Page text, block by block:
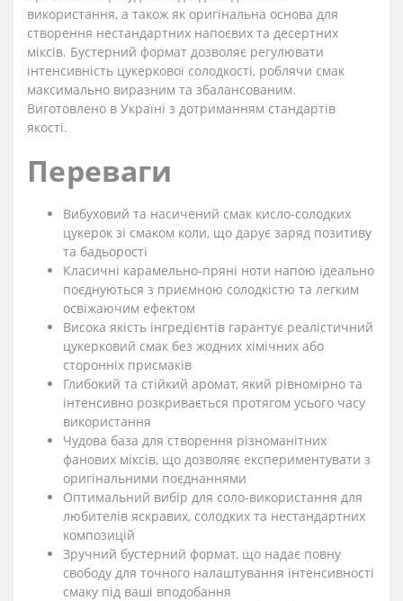
використання, а також як оригінальна основа для
створення нестандартних напоєвих та десертних
міксів. Бустерний формат дозволяє регулювати
інтенсивність цукеркової солодкості, роблячи смак
максимально виразним та збалансованим.
Виготовлено в Україні з дотриманням стандартів
якості.
Переваги
Вибуховий та насичений смак кисло-солодких
цукерок зі смаком коли, що дарує заряд позитиву
та бадьорості
Класичні карамельно-пряні ноти напою ідеально
поєднуються з приємною солодкістю та легким
освіжаючим ефектом
Висока якість інгредієнтів гарантує реалістичний
цукерковий смак без жодних хімічних або
сторонніх присмаків
Глибокий та стійкий аромат, який рівномірно та
інтенсивно розкривається протягом усього часу
використання
Чудова база для створення різноманітних
фанових міксів, що дозволяє експериментувати з
оригінальними поєднаннями
Оптимальний вибір для соло-використання для
любителів яскравих, солодких та нестандартних
композицій
Зручний бустерний формат, що надає повну
свободу для точного налаштування інтенсивності
смаку під ваші вподобання